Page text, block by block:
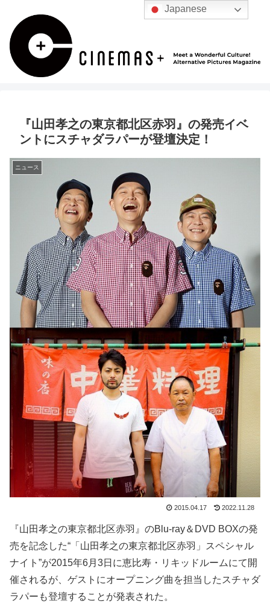
『山田孝之の東京都北区赤羽』の発売イベ
ントにスチャダラパーが登壇決定！
ニュース
2015.04.17 2022.11.28
『山田孝之の東京都北区赤羽』のBlu-ray＆DVD BOXの発
売を記念した“「山田孝之の東京都北区赤羽」スペシャル
ナイト”が2015年6月3日に恵比寿・リキッドルームにて開
催されるが、ゲストにオープニング曲を担当したスチャダ
ラパーも登壇することが発表された。
Japanese